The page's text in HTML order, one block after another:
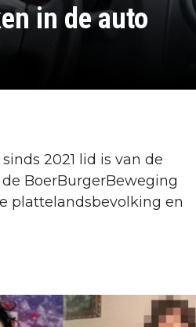
in de auto
2021 lid is van de
BoerBurgerBeweging
plattelandsbevolking en